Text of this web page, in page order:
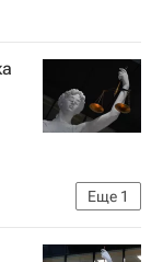
Еще 1
Федеральная служба безопасности РФ (ФСБ России)